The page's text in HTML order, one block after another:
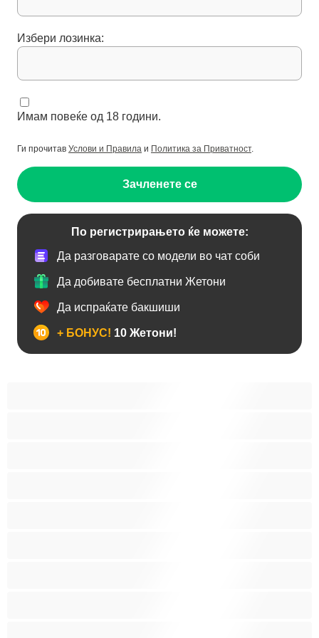
Избери лозинка:
Имам повеќе од 18 години.
Ги прочитав Услови и Правила и Политика за Приватност.
Зачленете се
По регистрирањето ќе можете:
Да разговарате со модели во чат соби
Да добивате бесплатни Жетони
Да испраќате бакшиши
+ БОНУС! 10 Жетони!